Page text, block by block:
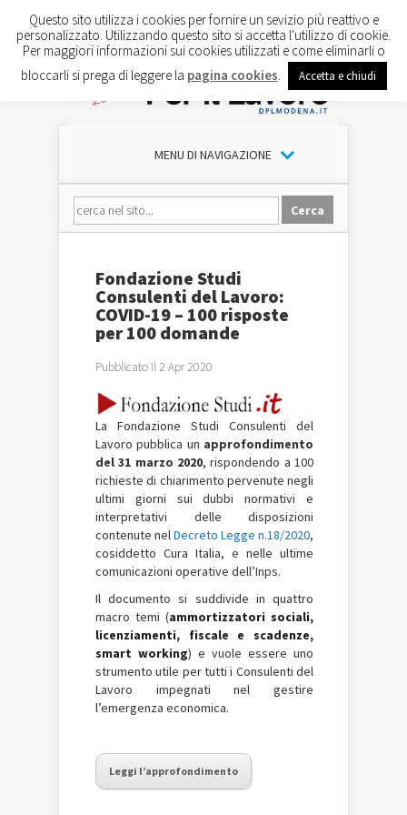
MENU DI NAVIGAZIONE
Fondazione Studi
Consulenti del Lavoro:
COVID-19 – 100 risposte
per 100 domande
Pubblicato il 2 Apr 2020
La Fondazione Studi Consulenti del
Lavoro pubblica un approfondimento
del 31 marzo 2020, rispondendo a 100
richieste di chiarimento pervenute negli
ultimi giorni sui dubbi normativi e
interpretativi delle disposizioni
contenute nelDecreto Legge n.18/2020,
cosiddetto Cura Italia, e nelle ultime
comunicazioni operative dell’Inps.
Il documento si suddivide in quattro
macro temi (ammortizzatori sociali,
licenziamenti, fiscale e scadenze,
smart working) e vuole essere uno
strumento utile per tutti i Consulenti del
Lavoro impegnati nel gestire
l’emergenza economica.
Leggi l’approfondimento
Questo sito utilizza i cookies per fornire un sevizio più reattivo e
personalizzato. Utilizzando questo sito si accetta l'utilizzo di cookie.
Per maggiori informazioni sui cookies utilizzati e come eliminarli o
bloccarli si prega di leggere la pagina cookies Accetta e chiudi